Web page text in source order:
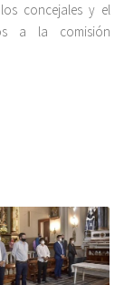
concejales y el
a la comisión